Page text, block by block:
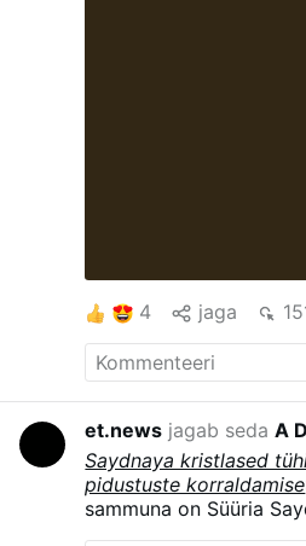
4 jaga
et.news jagab sedaA
Saydnaya kristlased
pidustuste korraldamise
sammuna on Süüria